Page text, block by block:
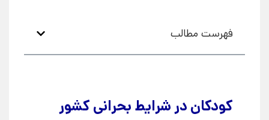
فهرست مطالب
کودکان در شرایط بحرانی کشور